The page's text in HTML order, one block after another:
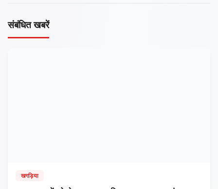
संबंधित खबरें
खगड़िया